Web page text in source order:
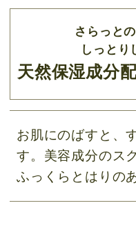
さらっと
しっとり
天然保湿成分
お肌にのばすと、
す。美容成分のス
ふっくらとはりの